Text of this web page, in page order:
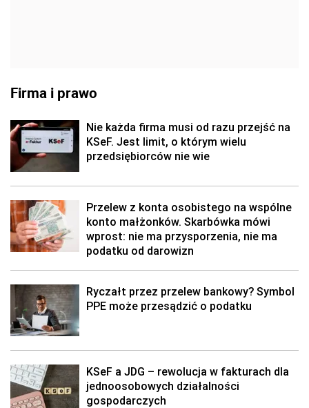
Firma i prawo
Nie każda firma musi od razu przejść na
KSeF. Jest limit, o którym wielu
przedsiębiorców nie wie
Przelew z konta osobistego na wspólne
konto małżonków. Skarbówka mówi
wprost: nie ma przysporzenia, nie ma
podatku od darowizn
Ryczałt przez przelew bankowy? Symbol
PPE może przesądzić o podatku
KSeF a JDG – rewolucja w fakturach dla
jednoosobowych działalności
gospodarczych